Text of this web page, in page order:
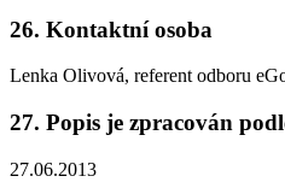
26. Kontaktní osoba
Lenka Olivová, referent odboru
27. Popis je zpracován
27.06.2013